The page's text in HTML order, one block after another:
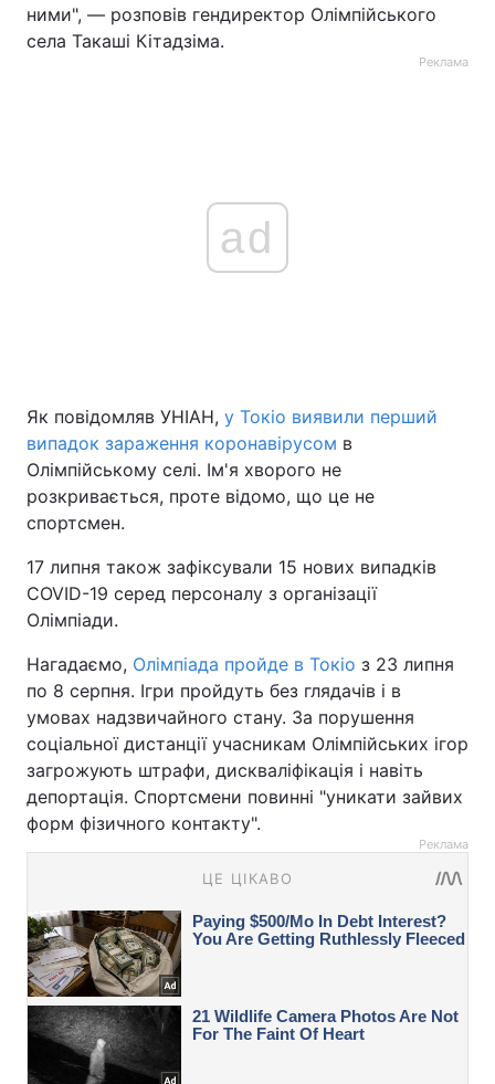
ними", — розповів гендиректор Олімпійського
села Такаші Кітадзіма.
Реклама
ad
Як повідомляв УНІАН, у Токіо виявили перший
випадок зараження коронавірусом в
Олімпійському селі. Ім'я хворого не
розкривається, проте відомо, що це не
спортсмен.
17 липня також зафіксували 15 нових випадків
COVID-19 серед персоналу з організації
Олімпіади.
Нагадаємо, Олімпіада пройде в Токіо з 23 липня
по 8 серпня. Ігри пройдуть без глядачів і в
умовах надзвичайного стану. За порушення
соціальної дистанції учасникам Олімпійських ігор
загрожують штрафи, дискваліфікація і навіть
депортація. Спортсмени повинні "уникати зайвих
форм фізичного контакту".
Реклама